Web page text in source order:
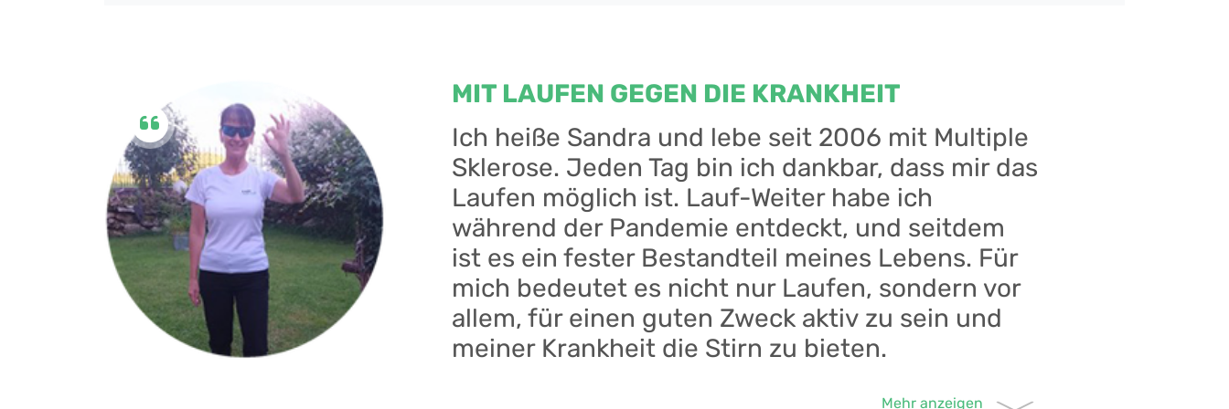
Weiter. Es war mir klar, dass aus meinem ‚nur mal Laufen lernen‘ längst mehr
geworden war. Der Lauf brachte mir nicht nur meine erste Medaille, sondern auch
einen dritten Platz in meiner Altersklasse und einen 18. Platz in der
Gesamtwertung ein.
Mittlerweile trainiere ich dreimal wöchentlich – trotz meines Vollzeitstudiums als
Grundschullehrerin und eines Nebenjobs im Hort. Zusätzlich baue ich Yoga,
progressive Muskelentspannung, Dehnübungen und autogenes Training in
meinen Alltag ein. Eine Zerrung und ein Piriformis-Syndrom warfen mich für
knapp drei Monate aus meinem gewohnten Rhythmus, doch gerade diese Phase
hat mir gezeigt, wie sehr mir das Laufen wirklich bedeutet.
Laufen ist für mich weit mehr als Sport – es ist ein Ausgleich für all meine
Verpflichtungen und steigert sogar meine Leistung im Studium. Vor allem aber
erfüllt es mich und lässt mich wachsen. Ein Leben ohne Laufen? Mittlerweile
MIT LAUFEN GEGEN DIE KRANKHEIT
Ich heiße Sandra und lebe seit 2006 mit Multiple
Sklerose. Jeden Tag bin ich dankbar, dass mir das
Laufen möglich ist. Lauf-Weiter habe ich
während der Pandemie entdeckt, und seitdem
ist es ein fester Bestandteil meines Lebens. Für
mich bedeutet es nicht nur Laufen, sondern vor
allem, für einen guten Zweck aktiv zu sein und
meiner Krankheit die Stirn zu bieten.